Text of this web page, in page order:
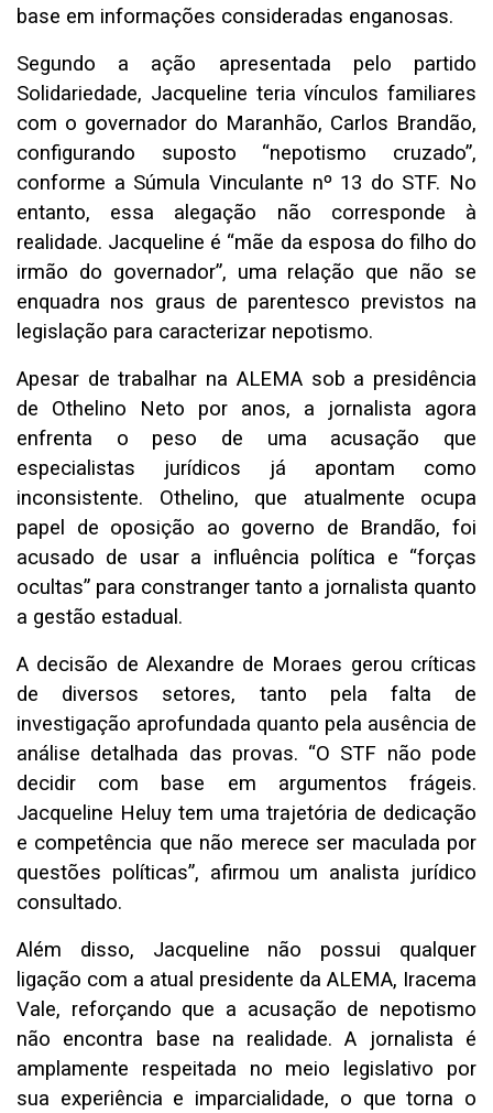
base em informações consideradas enganosas.
Segundo a ação apresentada pelo partido
Solidariedade, Jacqueline teria vínculos familiares
com o governador do Maranhão, Carlos Brandão,
configurando suposto “nepotismo cruzado”,
conforme a Súmula Vinculante nº 13 do STF. No
entanto, essa alegação não corresponde à
realidade. Jacqueline é “mãe da esposa do filho do
irmão do governador”, uma relação que não se
enquadra nos graus de parentesco previstos na
legislação para caracterizar nepotismo.
Apesar de trabalhar na ALEMA sob a presidência
de Othelino Neto por anos, a jornalista agora
enfrenta o peso de uma acusação que
especialistas jurídicos já apontam como
inconsistente. Othelino, que atualmente ocupa
papel de oposição ao governo de Brandão, foi
acusado de usar a influência política e “forças
ocultas” para constranger tanto a jornalista quanto
a gestão estadual.
A decisão de Alexandre de Moraes gerou críticas
de diversos setores, tanto pela falta de
investigação aprofundada quanto pela ausência de
análise detalhada das provas. “O STF não pode
decidir com base em argumentos frágeis.
Jacqueline Heluy tem uma trajetória de dedicação
e competência que não merece ser maculada por
questões políticas”, afirmou um analista jurídico
consultado.
Além disso, Jacqueline não possui qualquer
ligação com a atual presidente da ALEMA, Iracema
Vale, reforçando que a acusação de nepotismo
não encontra base na realidade. A jornalista é
amplamente respeitada no meio legislativo por
sua experiência e imparcialidade, o que torna o